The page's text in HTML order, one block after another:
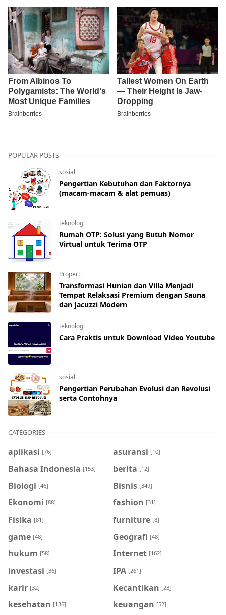
POPULAR POSTS
sosial
Pengertian Kebutuhan dan Faktornya
(macam-macam & alat pemuas)
teknologi
Rumah OTP: Solusi yang Butuh Nomor
Virtual untuk Terima OTP
Properti
Transformasi Hunian dan Villa Menjadi
Tempat Relaksasi Premium dengan Sauna
dan Jacuzzi Modern
teknologi
Cara Praktis untuk Download Video Youtube
sosial
Pengertian Perubahan Evolusi dan Revolusi
serta Contohnya
CATEGORIES
aplikasi [76] asuransi [10]
Bahasa Indonesia [153] berita [12]
Biologi [46] Bisnis [349]
Ekonomi [88] fashion [31]
Fisika [81] furniture [8]
game [48] Geografi [48]
hukum [58] Internet [162]
investasi [36] IPA [261]
karir [32] Kecantikan [23]
kesehatan [136] keuangan [52]